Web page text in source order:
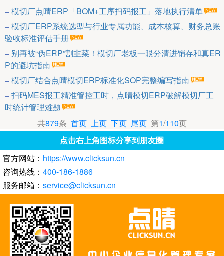
模切厂点晴ERP「BOM+工序扫码报工」落地执行清单
模切厂ERP系统选型与行业专属功能、成本核算、财务总账
验收标准评估手册
别再被“伪ERP”割韭菜！模切厂老板一眼分清进销存和真ER
P的避坑指南
模切厂结合点晴模切ERP标准化SOP完整编写指南
扫码MES报工精准管控工时，点晴模切ERP破解模切厂工
时统计管理难题
共879条 首页 上页 下页 尾页第1/110页
点击右上角图标分享到朋友圈
官方网站： https://www.clicksun.cn
咨询热线： 400-186-1886
服务邮箱： service@clicksun.cn